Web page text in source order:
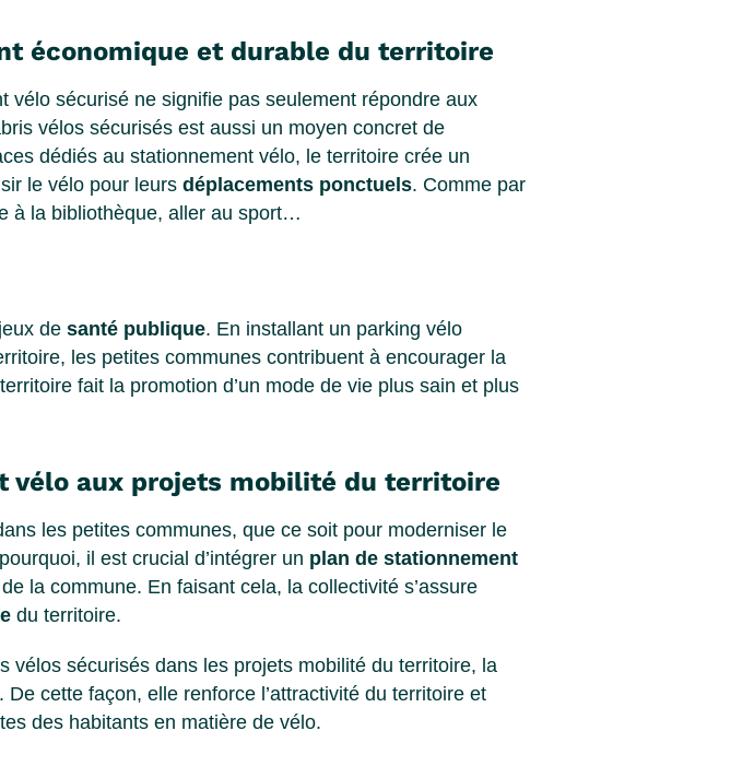
économique et durable du territoire
sécurisé ne signifie pas seulement répondre aux
vélos sécurisés est aussi un moyen concret de
dédiés au stationnement vélo, le territoire crée un
le vélo pour leurs déplacements ponctuels. Comme par
à la bibliothèque, aller au sport…
de santé publique. En installant un parking vélo
les petites communes contribuent à encourager la
fait la promotion d’un mode de vie plus sain et plus
vélo aux projets mobilité du territoire
les petites communes, que ce soit pour moderniser le
il est crucial d’intégrer un plan de stationnement
de la commune. En faisant cela, la collectivité s’assure
du territoire.
vélos sécurisés dans les projets mobilité du territoire, la
. De cette façon, elle renforce l’attractivité du territoire et
des habitants en matière de vélo.